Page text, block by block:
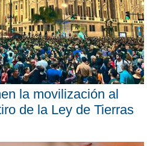
la movilización al
de la Ley de Tierras